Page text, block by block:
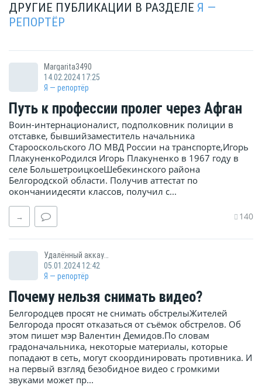
ДРУГИЕ ПУБЛИКАЦИИ В РАЗДЕЛЕ Я —
РЕПОРТЁР
Margarita3490
14.02.2024 17:25
Я — репортёр
Путь к профессии пролег через Афган
Воин-интернационалист, подполковник полиции в
отставке, бывшийзаместитель начальника
Старооскольского ЛО МВД России на транспорте,Игорь
ПлакуненкоРодился Игорь Плакуненко в 1967 году в
селе БольшетроицкоеШебекинского района
Белгородской области. Получив аттестат по
окончаниидесяти классов, получил с...
→ 140
Удалённый аккаунт
05.01.2024 12:42
Я — репортёр
Почему нельзя снимать видео?
Белгородцев просят не снимать обстрелыЖителей
Белгорода просят отказаться от съёмок обстрелов. Об
этом пишет мэр Валентин Демидов.По словам
градоначальника, некоторые материалы, которые
попадают в сеть, могут скоординировать противника. И
на первый взгляд безобидное видео с громкими
звуками может пр...